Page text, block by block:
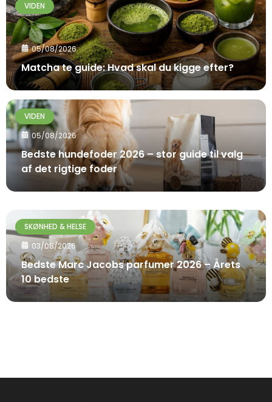
VIDEN
05/08/2026
Matcha te guide: Hvad skal du kigge efter?
VIDEN
05/08/2026
Bedste hundefoder 2026 – stor guide til valg
af det rigtige foder
SKØNHED & HELSE
03/08/2026
Bedste Marc Jacobs parfumer 2026 – Årets
10 bedste